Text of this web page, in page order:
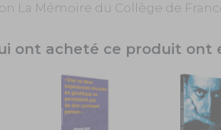
La Mémoire du Collège de
ont acheté ce produit ont